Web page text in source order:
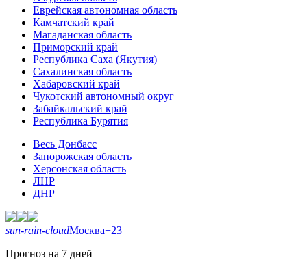
Еврейская автономная область
Камчатский край
Магаданская область
Приморский край
Республика Саха (Якутия)
Сахалинская область
Хабаровский край
Чукотский автономный округ
Забайкальский край
Республика Бурятия
Весь Донбасс
Запорожская область
Херсонская область
ЛНР
ДНР
sun-rain-cloudМосква+23
Прогноз на 7 дней